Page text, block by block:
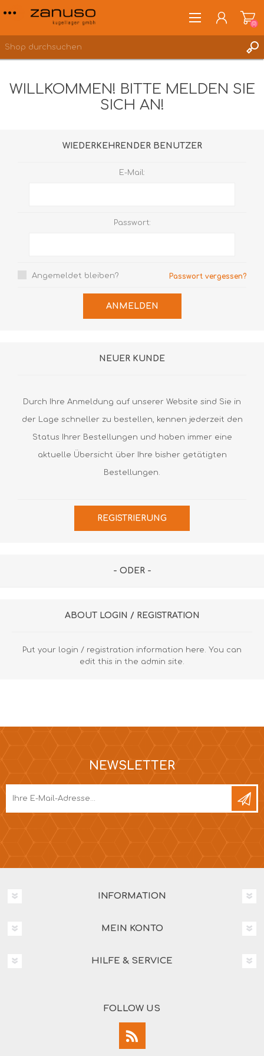
(0)
WILLKOMMEN! BITTE MELDEN SIE
SICH AN!
WIEDERKEHRENDER BENUTZER
E-Mail:
Passwort:
Angemeldet bleiben? Passwort vergessen?
ANMELDEN
NEUER KUNDE
Durch Ihre Anmeldung auf unserer Website sind Sie in
der Lage schneller zu bestellen, kennen jederzeit den
Status Ihrer Bestellungen und haben immer eine
aktuelle Übersicht über Ihre bisher getätigten
Bestellungen.
REGISTRIERUNG
- ODER -
ABOUT LOGIN / REGISTRATION
Put your login / registration information here. You can
edit this in the admin site.
NEWSLETTER
INFORMATION
MEIN KONTO
HILFE & SERVICE
FOLLOW US